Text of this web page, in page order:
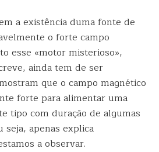
a existência duma fonte de
o forte campo
esse «motor misterioso»,
ainda tem de ser
que o campo magnético
forte para alimentar uma
tipo com duração de algumas
seja, apenas explica
a observar.